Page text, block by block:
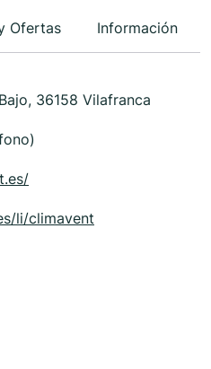
Ofertas Información
36158 Vilafranca
li/climavent